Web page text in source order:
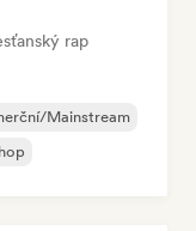
rap
Mainstream